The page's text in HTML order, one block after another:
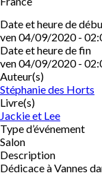
Date et heure de
ven 04/09/2020 -
Date et heure de fin
ven 04/09/2020 -
Auteur(s)
Stéphanie des Horts
Livre(s)
Jackie et Lee
Type d’événement
Salon
Description
Dédicace à Vannes